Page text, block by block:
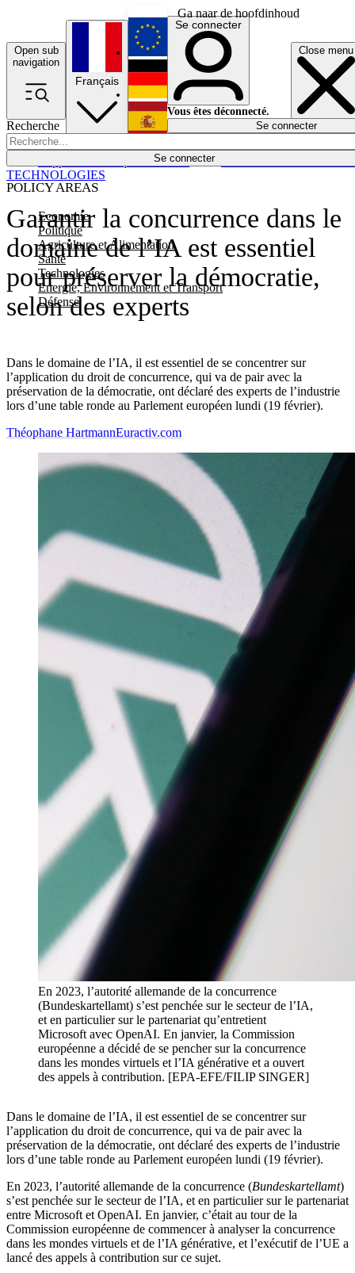
Ga naar de hoofdinhoud
Open sub
navigation
Close menu
Recherche
Se connecter
POLICY AREAS
Economie
Politique
Agriculture et Alimentation
Santé
Technologies
Energie, Environnement et Transport
Défense
Économie
Français
English
Deutsch
Español
Se connecter
Vous êtes déconnecté.
Se connecter
Garantir la concurrence dans le
domaine de l’IA est essentiel
pour préserver la démocratie,
selon des experts
Dans le domaine de l’IA, il est essentiel de se concentrer sur
l’application du droit de concurrence, qui va de pair avec la
préservation de la démocratie, ont déclaré des experts de l’industrie
lors d’une table ronde au Parlement européen lundi (19 février).
TECHNOLOGIES
Théophane HartmannEuractiv.com
En 2023, l’autorité allemande de la concurrence
(Bundeskartellamt) s’est penchée sur le secteur de l’IA,
et en particulier sur le partenariat qu’entretient
Microsoft avec OpenAI. En janvier, la Commission
européenne a décidé de se pencher sur la concurrence
dans les mondes virtuels et l’IA générative et a ouvert
des appels à contribution. [EPA-EFE/FILIP SINGER]
Dans le domaine de l’IA, il est essentiel de se concentrer sur
l’application du droit de concurrence, qui va de pair avec la
préservation de la démocratie, ont déclaré des experts de l’industrie
lors d’une table ronde au Parlement européen lundi (19 février).
En 2023, l’autorité allemande de la concurrence (Bundeskartellamt)
s’est penchée sur le secteur de l’IA, et en particulier sur le partenariat
entre Microsoft et OpenAI. En janvier, c’était au tour de la
Commission européenne de commencer à analyser la concurrence
dans les mondes virtuels et de l’IA générative, et l’exécutif de l’UE a
lancé des appels à contribution sur ce sujet.